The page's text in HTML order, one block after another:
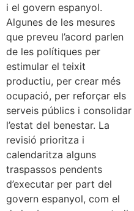
i el govern espanyol.
Algunes de les mesures
que preveu l’acord parlen
de les polítiques per
estimular el teixit
productiu, per crear més
ocupació, per reforçar els
serveis públics i consolidar
l’estat del benestar. La
revisió prioritza i
calendaritza alguns
traspassos pendents
d’executar per part del
govern espanyol, com el